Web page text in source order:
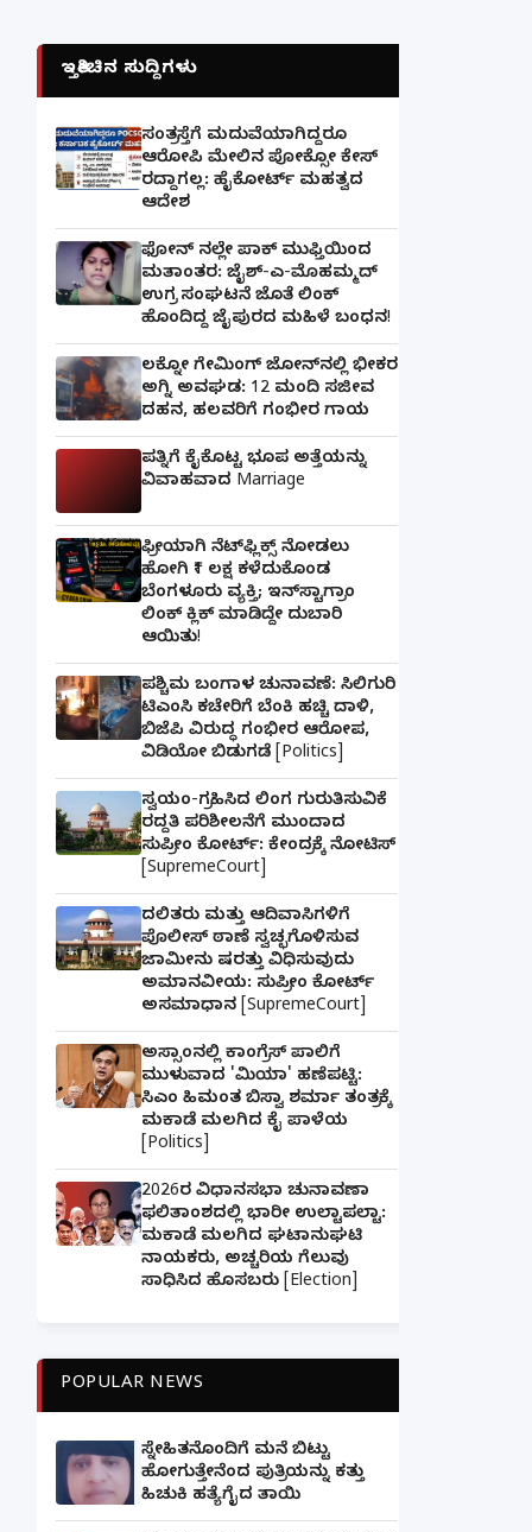
ಇತ್ತೀಚಿನ ಸುದ್ದಿಗಳು
ಸಂತ್ರಸ್ತೆಗೆ ಮದುವೆಯಾಗಿದ್ದರೂ
ಆರೋಪಿ ಮೇಲಿನ ಪೋಕ್ಸೋ ಕೇಸ್
ರದ್ದಾಗಲ್ಲ: ಹೈಕೋರ್ಟ್ ಮಹತ್ವದ
ಆದೇಶ
ಫೋನ್ ನಲ್ಲೇ ಪಾಕ್ ಮುಫ್ತಿಯಿಂದ
ಮತಾಂತರ: ಜೈಶ್-ಎ-ಮೊಹಮ್ಮದ್
ಉಗ್ರ ಸಂಘಟನೆ ಜೊತೆ ಲಿಂಕ್
ಹೊಂದಿದ್ದ ಜೈಪುರದ ಮಹಿಳೆ ಬಂಧನ!
ಲಕ್ನೋ ಗೇಮಿಂಗ್ ಜೋನ್‌ನಲ್ಲಿ ಭೀಕರ
ಅಗ್ನಿ ಅವಘಡ: 12 ಮಂದಿ ಸಜೀವ
ದಹನ, ಹಲವರಿಗೆ ಗಂಭೀರ ಗಾಯ
ಪತ್ನಿಗೆ ಕೈಕೊಟ್ಟ ಭೂಪ ಅತ್ತೆಯನ್ನು
ವಿವಾಹವಾದ Marriage
ಫ್ರೀಯಾಗಿ ನೆಟ್‌ಫ್ಲಿಕ್ಸ್ ನೋಡಲು
ಹೋಗಿ ₹1 ಲಕ್ಷ ಕಳೆದುಕೊಂಡ
ಬೆಂಗಳೂರು ವ್ಯಕ್ತಿ; ಇನ್‌ಸ್ಟಾಗ್ರಾಂ
ಲಿಂಕ್ ಕ್ಲಿಕ್ ಮಾಡಿದ್ದೇ ದುಬಾರಿ
ಆಯಿತು!
ಪಶ್ಚಿಮ ಬಂಗಾಳ ಚುನಾವಣೆ: ಸಿಲಿಗುರಿ
ಟಿಎಂಸಿ ಕಚೇರಿಗೆ ಬೆಂಕಿ ಹಚ್ಚಿ ದಾಳಿ,
ಬಿಜೆಪಿ ವಿರುದ್ಧ ಗಂಭೀರ ಆರೋಪ,
ವಿಡಿಯೋ ಬಿಡುಗಡೆ [Politics]
ಸ್ವಯಂ-ಗ್ರಹಿಸಿದ ಲಿಂಗ ಗುರುತಿಸುವಿಕೆ
ರದ್ದತಿ ಪರಿಶೀಲನೆಗೆ ಮುಂದಾದ
ಸುಪ್ರೀಂ ಕೋರ್ಟ್: ಕೇಂದ್ರಕ್ಕೆ ನೋಟಿಸ್
[SupremeCourt]
ದಲಿತರು ಮತ್ತು ಆದಿವಾಸಿಗಳಿಗೆ
ಪೊಲೀಸ್ ಠಾಣೆ ಸ್ವಚ್ಛಗೊಳಿಸುವ
ಜಾಮೀನು ಷರತ್ತು ವಿಧಿಸುವುದು
ಅಮಾನವೀಯ: ಸುಪ್ರೀಂ ಕೋರ್ಟ್
ಅಸಮಾಧಾನ [SupremeCourt]
ಅಸ್ಸಾಂನಲ್ಲಿ ಕಾಂಗ್ರೆಸ್ ಪಾಲಿಗೆ
ಮುಳುವಾದ 'ಮಿಯಾ' ಹಣೆಪಟ್ಟಿ:
ಸಿಎಂ ಹಿಮಂತ ಬಿಸ್ವಾ ಶರ್ಮಾ ತಂತ್ರಕ್ಕೆ
ಮಕಾಡೆ ಮಲಗಿದ ಕೈ ಪಾಳೆಯ
[Politics]
2026ರ ವಿಧಾನಸಭಾ ಚುನಾವಣಾ
ಫಲಿತಾಂಶದಲ್ಲಿ ಭಾರೀ ಉಲ್ಟಾಪಲ್ಟಾ:
ಮಕಾಡೆ ಮಲಗಿದ ಘಟಾನುಘಟಿ
ನಾಯಕರು, ಅಚ್ಚರಿಯ ಗೆಲುವು
ಸಾಧಿಸಿದ ಹೊಸಬರು [Election]
POPULAR NEWS
ಸ್ನೇಹಿತನೊಂದಿಗೆ ಮನೆ ಬಿಟ್ಟು
ಹೋಗುತ್ತೇನೆಂದ ಪುತ್ರಿಯನ್ನು ಕತ್ತು
ಹಿಚುಕಿ ಹತ್ಯೆಗೈದ ತಾಯಿ